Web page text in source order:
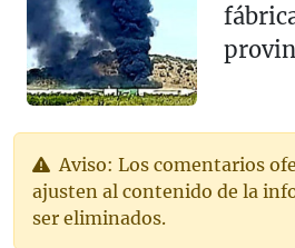
Aviso: Los comentarios
ajusten al contenido de la
ser eliminados.